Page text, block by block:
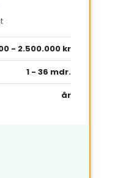
- 2.500.000 kr
1 - 36 mdr.
år